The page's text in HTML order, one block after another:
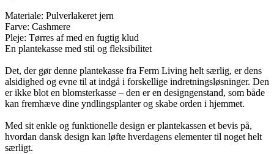
Materiale: Pulverlakeret jern
Farve: Cashmere
Pleje: Tørres af med en fugtig klud
En plantekasse med stil og fleksibilitet
Det, der gør denne plantekasse fra Ferm Living helt særlig, er dens
alsidighed og evne til at indgå i forskellige indretningsløsninger. Den
er ikke blot en blomsterkasse – den er en designgenstand, som både
kan fremhæve dine yndlingsplanter og skabe orden i hjemmet.
Med sit enkle og funktionelle design er plantekassen et bevis på,
hvordan dansk design kan løfte hverdagens elementer til noget helt
særligt.